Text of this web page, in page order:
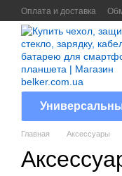
Перейти к основному
Оплата и доставка
Главная Аксессуары